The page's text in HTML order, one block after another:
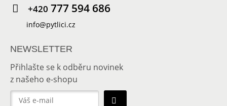
+420 777 594 686
info@pytlici.cz
NEWSLETTER
Přihlašte se k odběru novinek
z našeho e-shopu